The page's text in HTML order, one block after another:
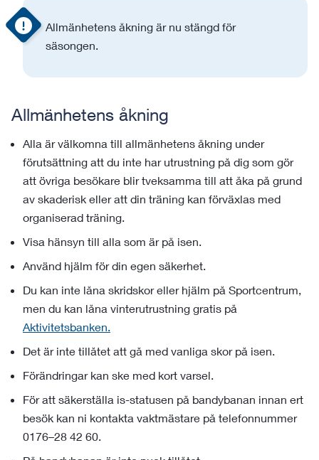
Allmänhetens åkning är nu stängd för
säsongen.
Allmänhetens åkning
Alla är välkomna till allmänhetens åkning under
förutsättning att du inte har utrustning på dig som gör
att övriga besökare blir tveksamma till att åka på grund
av skaderisk eller att din träning kan förväxlas med
organiserad träning.
Visa hänsyn till alla som är på isen.
Använd hjälm för din egen säkerhet.
Du kan inte låna skridskor eller hjälm på Sportcentrum,
men du kan låna vinterutrustning gratis på
Aktivitetsbanken.
Det är inte tillåtet att gå med vanliga skor på isen.
Förändringar kan ske med kort varsel.
För att säkerställa is-statusen på bandybanan innan ert
besök kan ni kontakta vaktmästare på telefonnummer
0176–28 42 60.